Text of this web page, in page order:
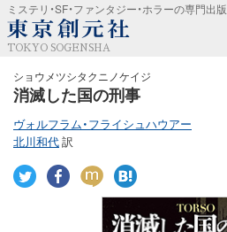
ミステリ・SF・ファンタジー・ホラーの専門出版
TOKYO SOGENSHA
ショウメツシタクニノケイジ
消滅した国の刑事
ヴォルフラム・フライシュハウアー
北川和代訳